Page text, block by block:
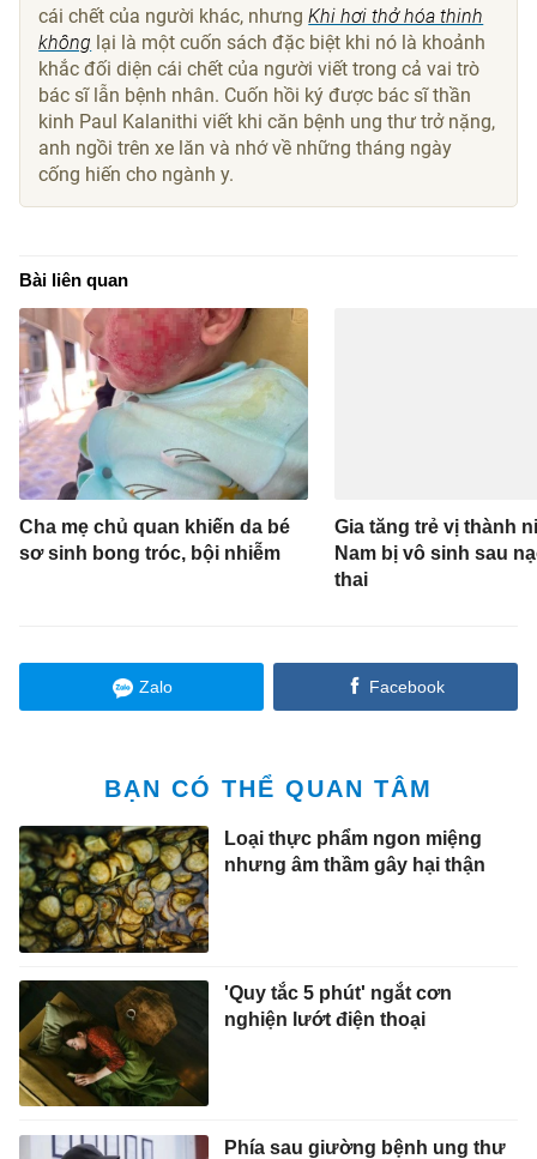
cái chết của người khác, nhưngKhi hơi thở hóa thinh
không lại là một cuốn sách đặc biệt khi nó là khoảnh
khắc đối diện cái chết của người viết trong cả vai trò
bác sĩ lẫn bệnh nhân. Cuốn hồi ký được bác sĩ thần
kinh Paul Kalanithi viết khi căn bệnh ung thư trở nặng,
anh ngồi trên xe lăn và nhớ về những tháng ngày
cống hiến cho ngành y.
Bài liên quan
Cha mẹ chủ quan khiến da bé
sơ sinh bong tróc, bội nhiễm
Gia tăng trẻ vị thành
Nam bị vô sinh sau
thai
Zalo Facebook
BẠN CÓ THỂ QUAN TÂM
Loại thực phẩm ngon miệng
nhưng âm thầm gây hại thận
'Quy tắc 5 phút' ngắt cơn
nghiện lướt điện thoại
Phía sau giường bệnh ung thư